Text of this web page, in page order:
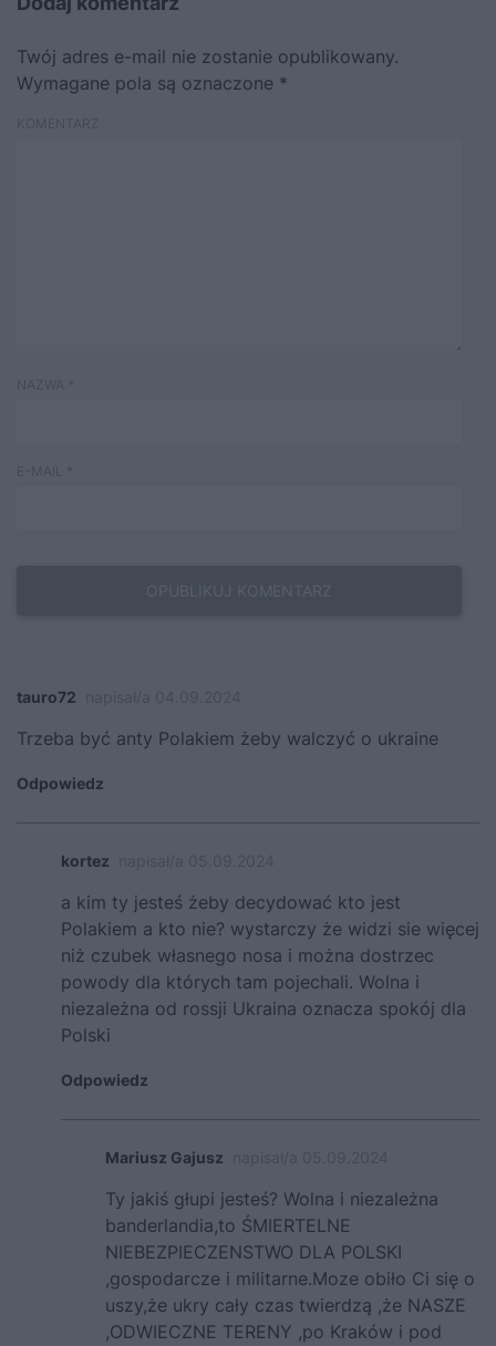
Twój adres e-mail nie zostanie opublikowany.
Wymagane pola są oznaczone *
tauro72
Trzeba być anty Polakiem żeby walczyć o ukraine
Odpowiedz
kortez
a kim ty jesteś żeby decydować kto jest
Polakiem a kto nie? wystarczy że widzi sie więcej
niż czubek własnego nosa i można dostrzec
powody dla których tam pojechali. Wolna i
niezależna od rossji Ukraina oznacza spokój dla
Polski
Odpowiedz
Mariusz Gajusz
Ty jakiś głupi jesteś? Wolna i niezależna
banderlandia,to ŚMIERTELNE
NIEBEZPIECZENSTWO DLA POLSKI
,gospodarcze i militarne.Moze obiło Ci się o
uszy,że ukry cały czas twierdzą ,że NASZE
,ODWIECZNE TERENY ,po Kraków i pod